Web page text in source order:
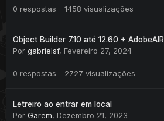
0 respostas 1458 visualizações
Object Builder 7.10 até 12.60 + AdobeAIR
Por gabrielsf, Fevereiro 27, 2024
0 respostas 2727 visualizações
Letreiro ao entrar em local
Por Garem, Dezembro 21, 2023